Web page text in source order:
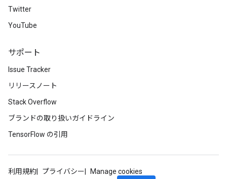
Twitter
YouTube
サポート
Issue Tracker
リリースノート
Stack Overflow
ブランドの取り扱いガイドライン
TensorFlow の引用
利用規約 プライバシー
Manage cookies